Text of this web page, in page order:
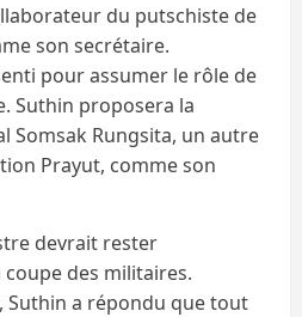
du putschiste de
son secrétaire.
pour assumer le rôle de
Suthin proposera la
Somsak Rungsita, un autre
Prayut, comme son
devrait rester
des militaires.
Suthin a répondu que tout